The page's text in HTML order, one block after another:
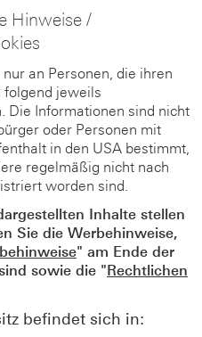
Hinweise /
an Personen, die ihren
folgend jeweils
Die Informationen sind nicht
oder Personen mit
in den USA bestimmt,
regelmäßig nicht nach
worden sind.
Inhalte stellen
Sie die Werbehinweise,
" am Ende der
sowie die "Rechtlichen
befindet sich in: